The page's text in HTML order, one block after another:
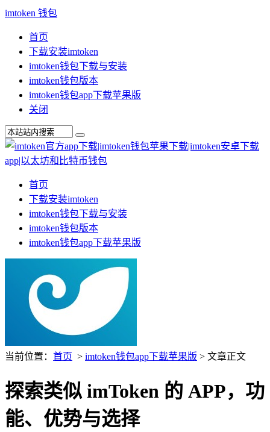
imtoken 钱包
首页
下载安装imtoken
imtoken钱包下载与安装
imtoken钱包版本
imtoken钱包app下载苹果版
关闭
首页
下载安装imtoken
imtoken钱包下载与安装
imtoken钱包版本
imtoken钱包app下载苹果版
当前位置： 首页 > imtoken钱包app下载苹果版 > 文章正文
探索类似 imToken 的 APP，功
能、优势与选择